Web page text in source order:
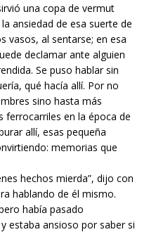
una copa de vermut
ansiedad de esa suerte de
vasos, al sentarse; en esa
declamar ante alguien
Se puso hablar sin
qué hacía allí. Por no
sino hasta más
ferrocarriles en la época de
allí, esas pequeña
memorias que
hechos mierda”, dijo con
hablando de él mismo.
había pasado
estaba ansioso por saber si